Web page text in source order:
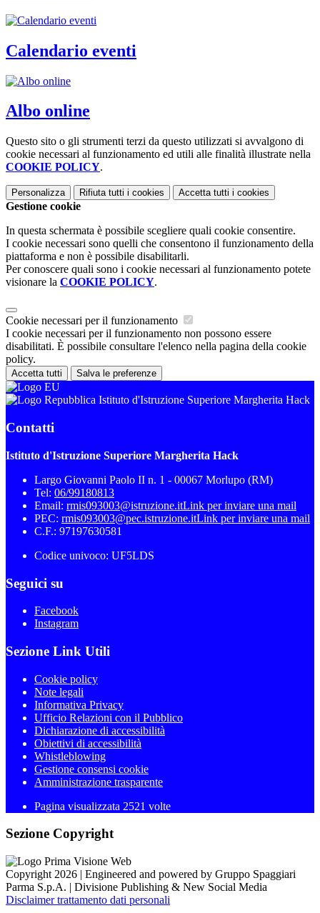
Calendario eventi
Albo online
Questo sito o gli strumenti terzi da questo utilizzati si avvalgono di
cookie necessari al funzionamento ed utili alle finalità illustrate nella
COOKIE POLICY.
Personalizza Rifiuta tutti i cookies Accetta tutti i cookies
Gestione cookie
In questa schermata è possibile scegliere quali cookie consentire.
I cookie necessari sono quelli che consentono il funzionamento della
piattaforma e non è possibile disabilitarli.
Per conoscere quali sono i cookie necessari al funzionamento potete
visionare la COOKIE POLICY.
Cookie necessari per il funzionamento
I cookie necessari per il funzionamento non possono essere
disabilitati. È possibile consultare l'elenco nella pagina della cookie
policy.
Accetta tutti Salva le preferenze
Istituto d'Istruzione Superiore Margherita Hack
Contatti
Istituto d'Istruzione Superiore Margherita Hack
Largo Giovanni Paolo II n. 1 - 00067 Morlupo (RM)
Tel: 06/99180813
Email: rmis093003@istruzione.itLink per inviare una mail
PEC: rmis093003@pec.istruzione.itLink per inviare una mail
C.F.: 97197630581
Codice univoco: UF5LDS
Seguici su
Facebook
Instagram
Sezione Link Utili
Cookie policy
Note legali
Informativa Privacy
Ufficio Relazioni con il Pubblico
Dichiarazione di accessibilità
Obiettivi di accessibilità
Whistleblowing
Gestione consensi cookie
Amministrazione trasparente
Pagina visualizzata 2521 volte
Sezione Copyright
Copyright 2026 | Engineered and powered by Gruppo Spaggiari
Parma S.p.A. | Divisione Publishing & New Social Media
Disclaimer trattamento dati personali